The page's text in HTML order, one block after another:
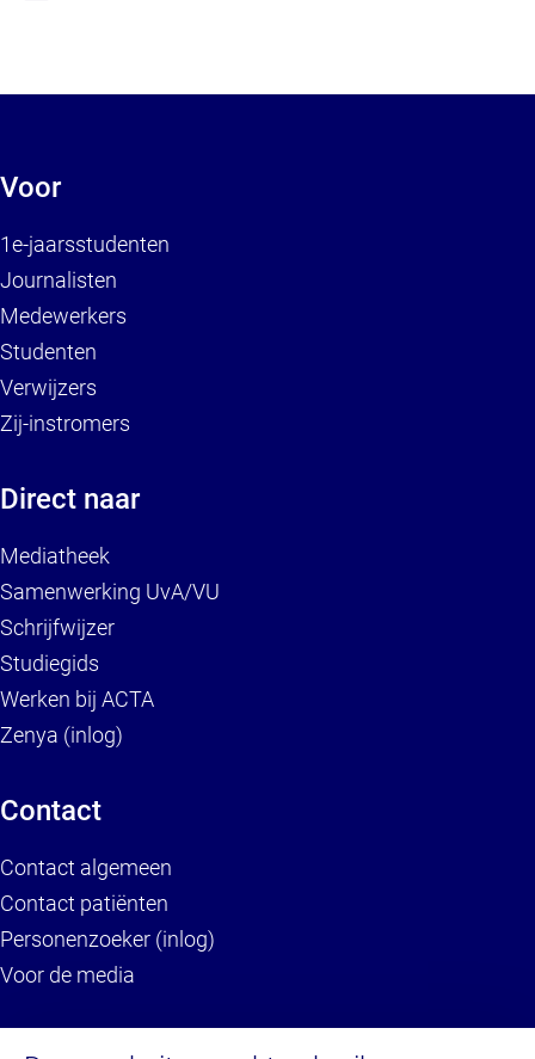
Voor
1e-jaarsstudenten
Journalisten
Medewerkers
Studenten
Verwijzers
Zij-instromers
Direct naar
Mediatheek
Samenwerking UvA/VU
Schrijfwijzer
Studiegids
Werken bij ACTA
Zenya (inlog)
Contact
Contact algemeen
Contact patiënten
Personenzoeker (inlog)
Voor de media
Service